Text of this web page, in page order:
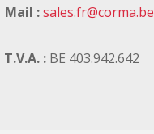
Mail :sales.fr@corma.be
T.V.A. : BE 403.942.642